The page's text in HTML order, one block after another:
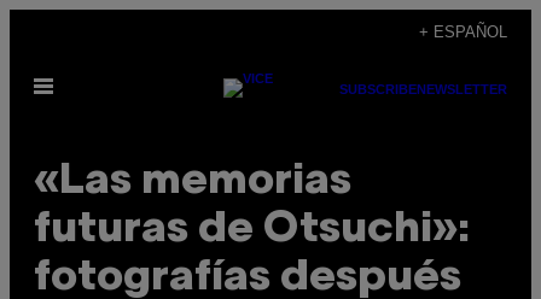
contenido
+ ESPAÑOL
Abrir
SUBSCRIBENEWSLETTER
«Las memorias
futuras de Otsuchi»:
fotografías después